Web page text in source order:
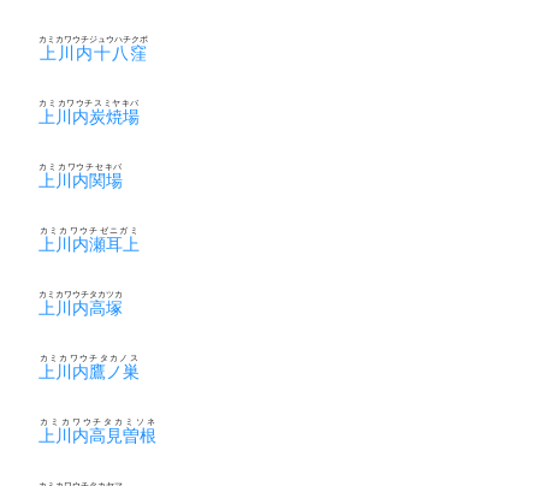
上川内十八窪
カミカワウチジュウハチクボ
上川内炭焼場
カミカワウチスミヤキバ
上川内関場
カミカワウチセキバ
上川内瀬耳上
カミカワウチゼニガミ
上川内高塚
カミカワウチタカツカ
上川内鷹ノ巣
カミカワウチタカノス
上川内高見曽根
カミカワウチタカミソネ